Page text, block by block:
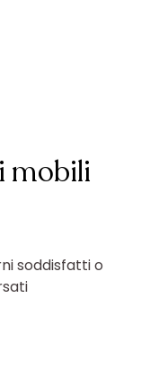
mobili
soddisfatti o